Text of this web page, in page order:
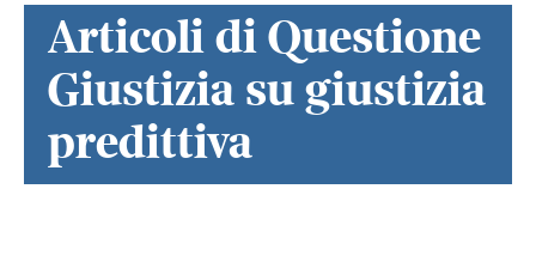
Articoli di Questione
Giustizia su giustizia
predittiva